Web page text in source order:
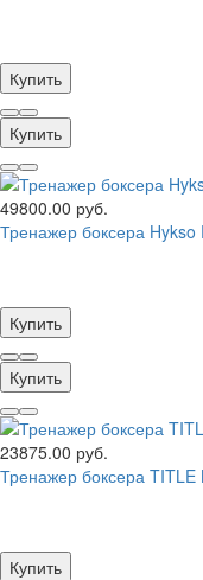
Купить
Купить
49800.00 руб.
Тренажер боксера Hykso
Купить
Купить
23875.00 руб.
Тренажер боксера TITLE
Купить